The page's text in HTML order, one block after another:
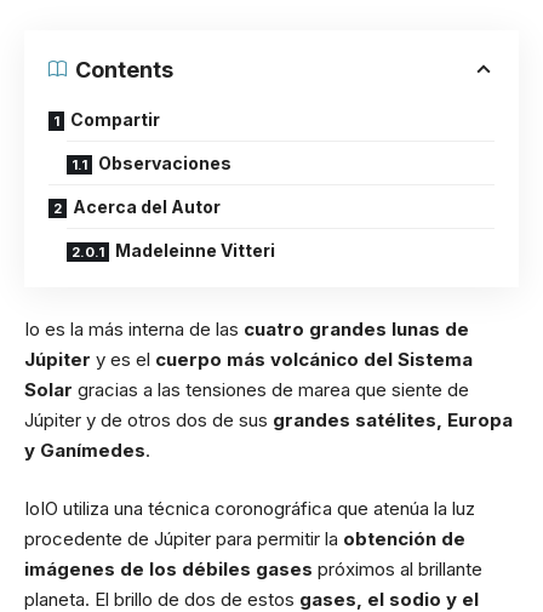
Contents
Compartir
Observaciones
Acerca del Autor
Madeleinne Vitteri
Io es la más interna de las cuatro grandes lunas de
Júpiter y es el cuerpo más volcánico del Sistema
Solar gracias a las tensiones de marea que siente de
Júpiter y de otros dos de sus grandes satélites, Europa
y Ganímedes.
IoIO utiliza una técnica coronográfica que atenúa la luz
procedente de Júpiter para permitir la obtención de
imágenes de los débiles gases próximos al brillante
planeta. El brillo de dos de estos gases, el sodio y el